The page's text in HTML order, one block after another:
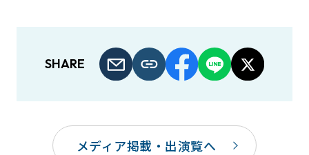
SHARE
メディア掲載・出演覧へ